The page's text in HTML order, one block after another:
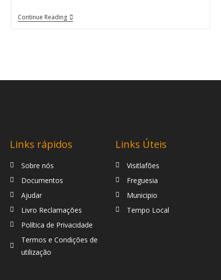
Continue Reading
Links rápidos
Sobre nós
Documentos
Ajudar
Livro Reclamações
Política de Privacidade
Termos e Condições de
utilização
Links Úteis
Visitlafões
Freguesia
Municipio
Tempo Local